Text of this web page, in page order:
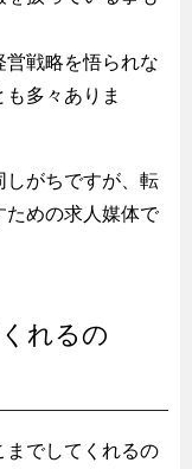
営戦略を悟られな
多々ありま
しがちですが、転
ための求人媒体で
れるの
までしてくれるの